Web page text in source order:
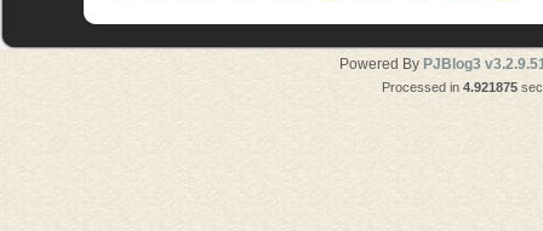
Powered By PJBlog3
Processed in 4.921875